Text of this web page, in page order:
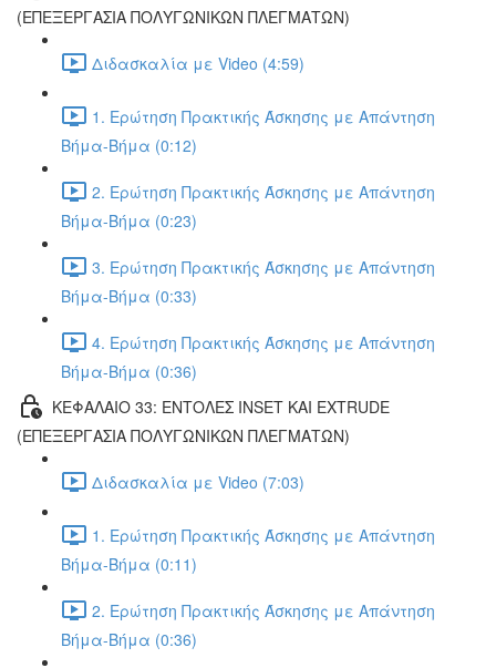
(ΕΠΕΞΕΡΓΑΣΙΑ ΠΟΛΥΓΩΝΙΚΩΝ ΠΛΕΓΜΑΤΩΝ)
Διδασκαλία με Video (4:59)
1. Ερώτηση Πρακτικής Άσκησης με Απάντηση
Βήμα-Βήμα (0:12)
2. Ερώτηση Πρακτικής Άσκησης με Απάντηση
Βήμα-Βήμα (0:23)
3. Ερώτηση Πρακτικής Άσκησης με Απάντηση
Βήμα-Βήμα (0:33)
4. Ερώτηση Πρακτικής Άσκησης με Απάντηση
Βήμα-Βήμα (0:36)
ΚΕΦΑΛΑΙΟ 33: ΕΝΤΟΛΕΣ INSET ΚΑΙ EXTRUDE
(ΕΠΕΞΕΡΓΑΣΙΑ ΠΟΛΥΓΩΝΙΚΩΝ ΠΛΕΓΜΑΤΩΝ)
Διδασκαλία με Video (7:03)
1. Ερώτηση Πρακτικής Άσκησης με Απάντηση
Βήμα-Βήμα (0:11)
2. Ερώτηση Πρακτικής Άσκησης με Απάντηση
Βήμα-Βήμα (0:36)